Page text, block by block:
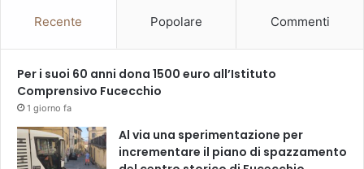
Recente Popolare Commenti
Per i suoi 60 anni dona 1500 euro all’Istituto
Comprensivo Fucecchio
1 giorno fa
Al via una sperimentazione per
incrementare il piano di spazzamento